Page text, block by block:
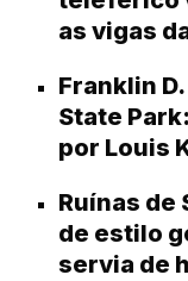
as vigas
Franklin
State Park:
por Louis
Ruínas de
de estilo
servia de